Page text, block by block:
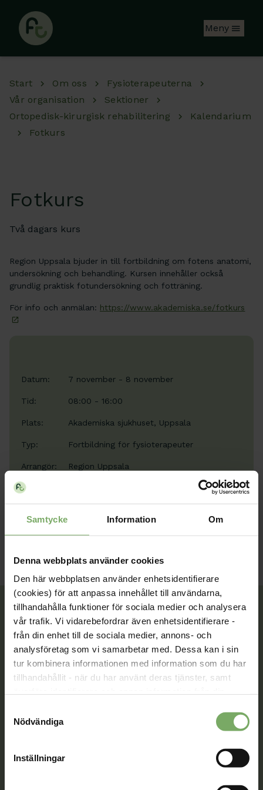
Samtycke Information Om
Denna webbplats använder cookies
Den här webbplatsen använder enhetsidentifierare
(cookies) för att anpassa innehållet till användarna,
tillhandahålla funktioner för sociala medier och analysera
vår trafik. Vi vidarebefordrar även enhetsidentifierare -
från din enhet till de sociala medier, annons- och
analysföretag som vi samarbetar med. Dessa kan i sin
tur kombinera informationen med information som du har
tillhandahållit - när du har använt deras tjänster, samt
området. Du godkänner våra cookies vid fortsatt
Nödvändiga
Inställningar
Meny
Start Om oss
Fysioterapeuterna
Vår organisation
Sektioner
Ortopedisk-kirurgisk rehabilitering
Kalendarium
Fotkurs
Datum: 7 november - 8 november
Tid: 08:00 - 16:00
Plats: Akademiska sjukhuset, Uppsala
Typ: Fortbildning för fysioterapeuter
Arrangör: Region Uppsala
Fotkurs
Två dagars kurs
Region Uppsala bjuder in till fortbildning om fotens anatomi,
undersökning och behandling. Kursen innehåller också
grundlig praktisk fotundersökning och fotträning.
För info och anmälan: https://www.akademiska.se/fotkurs
Tillsammans rör vi oss framåt. Du är en viktig del
av vår rörelse.
Bli medlem
Välkommen att kontakta oss. Här hittar du kontaktvägar